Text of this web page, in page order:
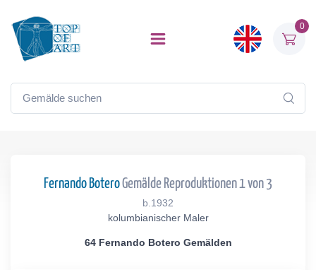
0
Fernando BoteroGemälde Reproduktionen 1 von 3
b.1932
kolumbianischer Maler
64 Fernando Botero Gemälden